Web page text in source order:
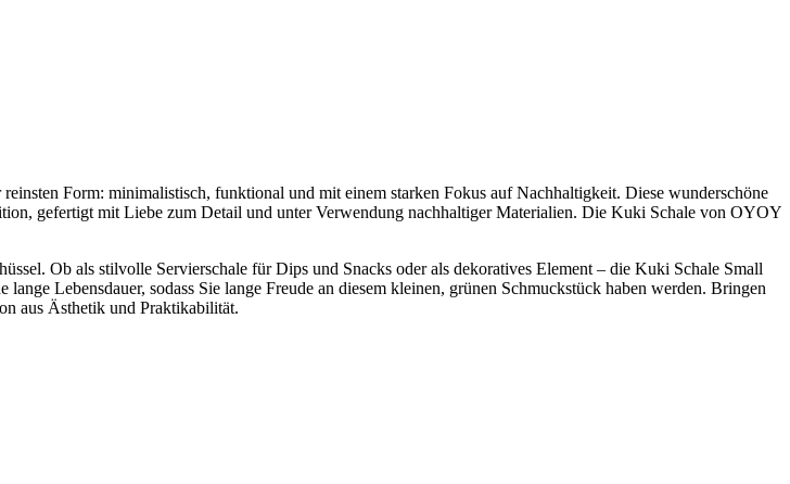
Form: minimalistisch, funktional und mit einem starken Fokus auf Nachhaltigkeit. Diese wunderschöne
gefertigt mit Liebe zum Detail und unter Verwendung nachhaltiger Materialien. Die Kuki Schale von OYOY
Ob als stilvolle Servierschale für Dips und Snacks oder als dekoratives Element – die Kuki Schale Small
Lebensdauer, sodass Sie lange Freude an diesem kleinen, grünen Schmuckstück haben werden. Bringen
aus Ästhetik und Praktikabilität.